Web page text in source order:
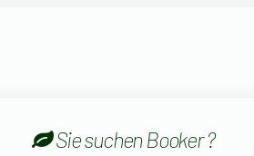
Sie suchen Booker ?